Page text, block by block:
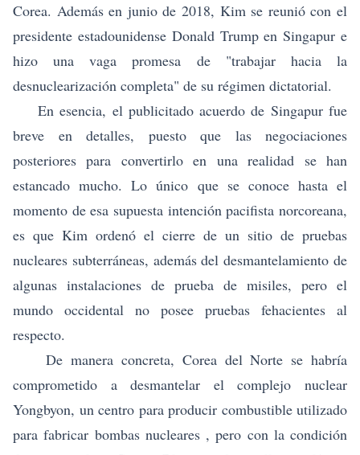
Corea. Además en junio de 2018, Kim se reunió con el
presidente estadounidense Donald Trump en Singapur e
hizo una vaga promesa de "trabajar hacia la
desnuclearización completa" de su régimen dictatorial.
En esencia, el publicitado acuerdo de Singapur fue
breve en detalles, puesto que las negociaciones
posteriores para convertirlo en una realidad se han
estancado mucho. Lo único que se conoce hasta el
momento de esa supuesta intención pacifista norcoreana,
es que Kim ordenó el cierre de un sitio de pruebas
nucleares subterráneas, además del desmantelamiento de
algunas instalaciones de prueba de misiles, pero el
mundo occidental no posee pruebas fehacientes al
respecto.
De manera concreta, Corea del Norte se habría
comprometido a desmantelar el complejo nuclear
Yongbyon, un centro para producir combustible utilizado
para fabricar bombas nucleares , pero con la condición